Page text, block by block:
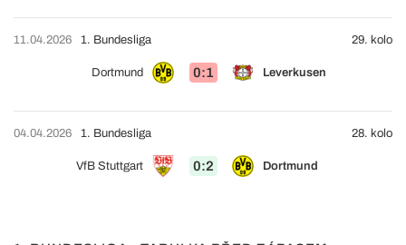
11.04.2026
Dortmund 0:1 Leverkusen
1. Bundesliga 29. kolo
04.04.2026
VfB Stuttgart 0:2 Dortmund
1. Bundesliga 28. kolo